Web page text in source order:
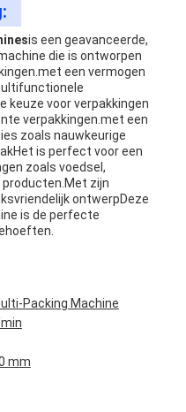
is een geavanceerde,
die is ontworpen
een vermogen
keuze voor verpakkingen
verpakkingen.met een
zoals nauwkeurige
is perfect voor een
zoals voedsel,
zijn
ontwerpDeze
is de perfecte
Packing Machine
mm